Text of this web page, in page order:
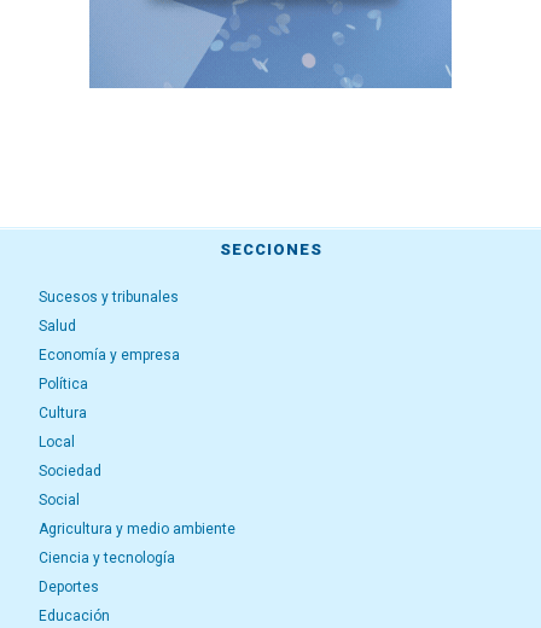
SECCIONES
Sucesos y tribunales
Salud
Economía y empresa
Política
Cultura
Local
Sociedad
Social
Agricultura y medio ambiente
Ciencia y tecnología
Deportes
Educación